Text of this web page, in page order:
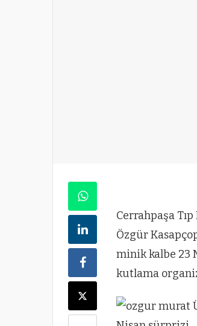
Cerrahpaşa
Özgür
minik kalbe 23
kutlama